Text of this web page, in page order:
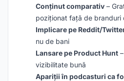
Conținut comparativ –
poziționat față de branduri
Implicare pe Reddit/
nu de bani
Lansare pe Product Hunt
vizibilitate bună
Apariții în podcasturi ca